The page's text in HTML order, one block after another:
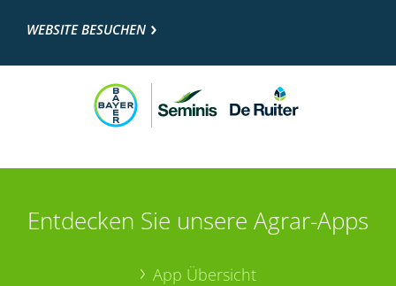
WEBSITE BESUCHEN
Entdecken Sie unsere Agrar-Apps
App Übersicht